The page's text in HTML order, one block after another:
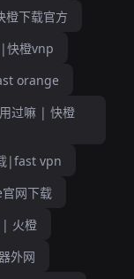
下载官方
快橙vnp
orange
过嘛 | 快橙
|fast vpn
网下载
| 火橙
外网